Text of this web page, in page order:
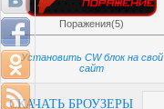
Поражения(5)
Установить CW блок на свой
сайт
СКАЧАТЬ БРОУЗЕРЫ